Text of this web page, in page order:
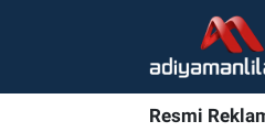
Resmi
Nöbetçi Eczaneler